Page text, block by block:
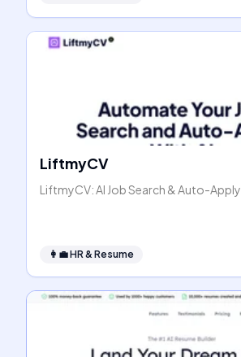
LiftmyCV
LiftmyCV: AI Job Search & Auto-Apply
👩‍💼HR & Resume